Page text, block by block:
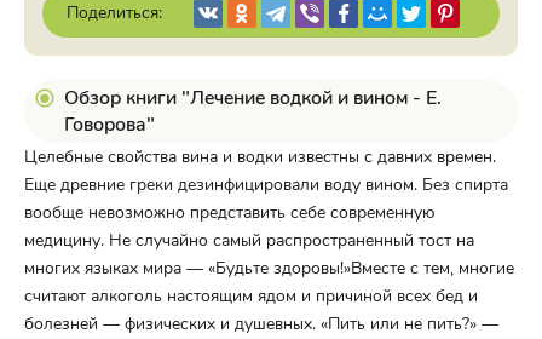
Поделиться:
Обзор книги "Лечение водкой и вином - Е.
Говорова"
Целебные свойства вина и водки известны с давних времен.
Еще древние греки дезинфицировали воду вином. Без спирта
вообще невозможно представить себе современную
медицину. Не случайно самый распространенный тост на
многих языках мира — «Будьте здоровы!»Вместе с тем, многие
считают алкоголь настоящим ядом и причиной всех бед и
болезней — физических и душевных. «Пить или не пить?» —